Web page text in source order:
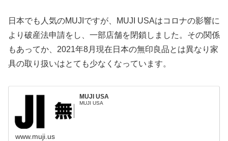
日本でも人気のMUJIですが、MUJI USAはコロナの影響に
より破産法申請をし、一部店舗を閉鎖しました。その関係
もあってか、2021年8月現在日本の無印良品とは異なり家
具の取り扱いはとても少なくなっています。
MUJI USA
MUJI USA
www.muji.us